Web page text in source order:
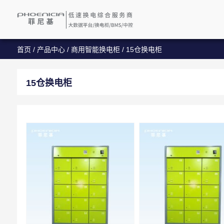
首页 / 产品中心/ 商用智能换电柜 / 15仓换电柜
15仓换电柜